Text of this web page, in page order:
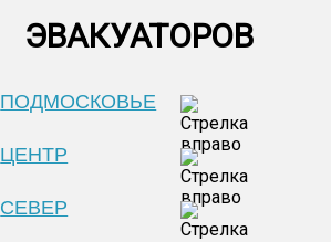
ЭВАКУАТОРОВ
ПОДМОСКОВЬЕ
ЦЕНТР
СЕВЕР